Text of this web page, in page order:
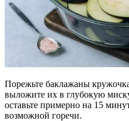
Порежьте баклажаны
выложите их в глубокую
оставьте примерно на 15
возможной горечи.